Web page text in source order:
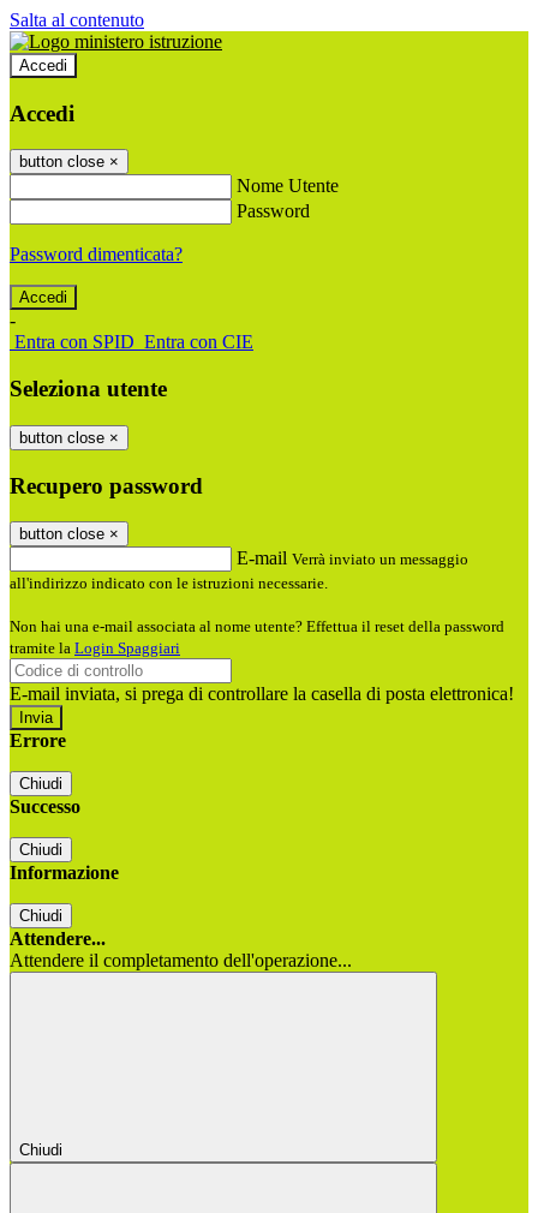
Salta al contenuto
Accedi
Accedi
button close ×
Nome Utente
Password
Password dimenticata?
-
Entra con SPID Entra con CIE
Seleziona utente
button close ×
Recupero password
button close ×
E-mail Verrà inviato un messaggio
all'indirizzo indicato con le istruzioni necessarie.
Non hai una e-mail associata al nome utente? Effettua il reset della password
tramite la Login Spaggiari
E-mail inviata, si prega di controllare la casella di posta elettronica!
Errore
Chiudi
Successo
Chiudi
Informazione
Chiudi
Attendere...
Attendere il completamento dell'operazione...
Chiudi